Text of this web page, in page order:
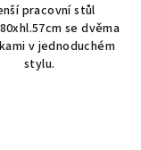
pracovní stůl
se dvěma
v jednoduchém
stylu.